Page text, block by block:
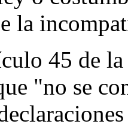
la
45 de
"no se